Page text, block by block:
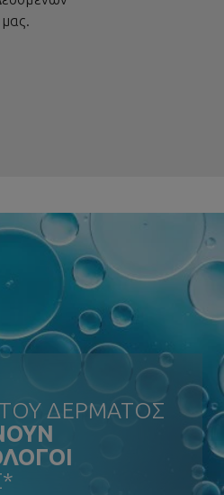
μας.
ΔΕΡΜΑΤΟΣ